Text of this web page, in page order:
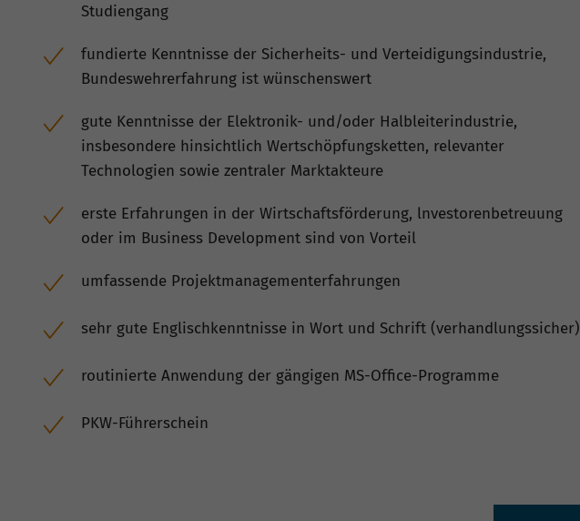
Studiengang
fundierte Kenntnisse der Sicherheits- und Verteidigungsindustrie,
Bundeswehrerfahrung ist wünschenswert
gute Kenntnisse der Elektronik- und/oder Halbleiterindustrie,
insbesondere hinsichtlich Wertschöpfungsketten, relevanter
Technologien sowie zentraler Marktakteure
erste Erfahrungen in der Wirtschaftsförderung, lnvestorenbetreuung
oder im Business Development sind von Vorteil
umfassende Projektmanagementerfahrungen
sehr gute Englischkenntnisse in Wort und Schrift (verhandlungssicher)
routinierte Anwendung der gängigen MS-Office-Programme
PKW-Führerschein